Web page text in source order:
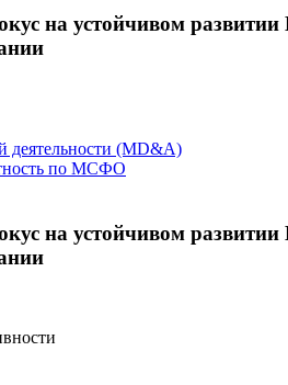
на устойчивом
деятельности (MD&A)
по МСФО
на устойчивом